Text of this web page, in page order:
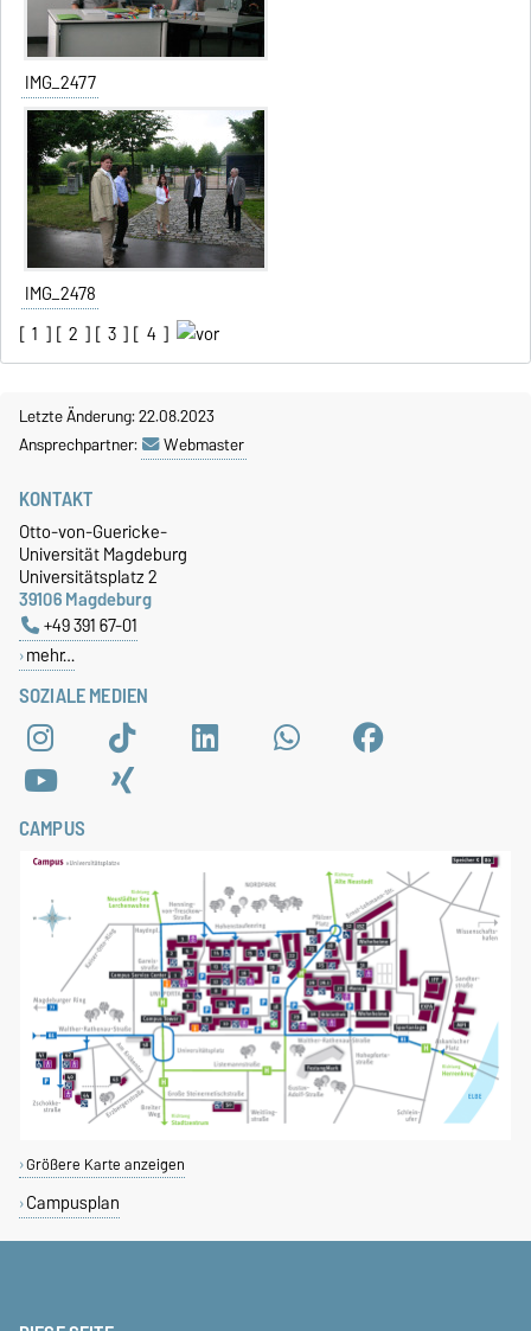
IMG_2477
IMG_2478
[ 1 ] [ 2 ] [ 3 ] [ 4 ]
Letzte Änderung: 22.08.2023
Ansprechpartner:
Webmaster
SOZIALE MEDIEN
KONTAKT
Otto-von-Guericke-
Universität Magdeburg
Universitätsplatz 2
39106 Magdeburg
+49 391 67-01
mehr…
CAMPUS
Größere Karte anzeigen
Campusplan